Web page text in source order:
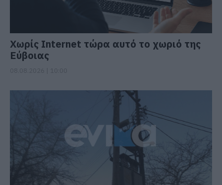
Χωρίς Internet τώρα αυτό το χωριό της
Εύβοιας